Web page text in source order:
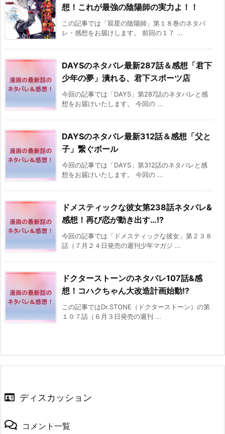
想！これが最強の陰陽師の実力よ！！
この記事では「双星の陰陽師」第１８巻のネタバ
レ・感想をお届けします。 前回の１７ ...
DAYSのネタバレ最新287話＆感想「君下
少年の夢」潰れる、君下スポーツ店
今回の記事では「DAYS」第287話のネタバレと感
想をお届けいたします。 今回の ...
DAYSのネタバレ最新312話＆感想「父と
子」繋ぐボール
今回の記事では「DAYS」第312話のネタバレと感
想をお届けいたします。 今回の ...
ドメスティックな彼女第238話ネタバレ&
感想！再び恋が動き出す…!?
今回の記事では「ドメスティックな彼女」第２３８
話（７月２４日発売の週刊少年マガジ ...
ドクターストーンのネタバレ107話&感
想！コハクちゃん大改造計画始動!?
この記事ではDr.STONE（ドクターストーン）の第
１０７話（６月３日発売の週刊 ...
ディスカッション
コメント一覧